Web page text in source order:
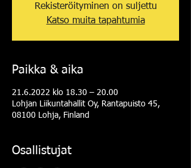
Rekisteröityminen on suljettu
Katso muita tapahtumia
Paikka & aika
21.6.2022 klo 18.30 – 20.00
Lohjan Liikuntahallit Oy, Rantapuisto 45,
08100 Lohja, Finland
Osallistujat